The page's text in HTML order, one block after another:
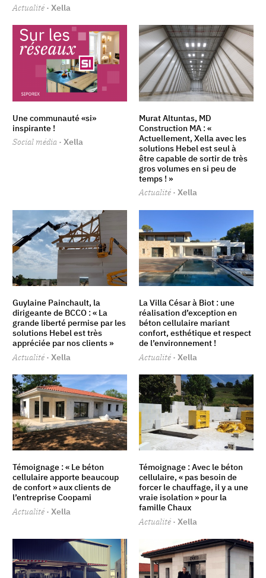
Actualité · Xella
Une communauté «si»
inspirante !
Social média · Xella
Murat Altuntas, MD
Construction MA : «
Actuellement, Xella avec les
solutions Hebel est seul à
être capable de sortir de très
gros volumes en si peu de
temps ! »
Actualité · Xella
Guylaine Painchault, la
dirigeante de BCCO : « La
grande liberté permise par les
solutions Hebel est très
appréciée par nos clients »
Actualité · Xella
La Villa César à Biot : une
réalisation d’exception en
béton cellulaire mariant
confort, esthétique et respect
de l’environnement !
Actualité · Xella
Témoignage : « Le béton
cellulaire apporte beaucoup
de confort » aux clients de
l’entreprise Coopami
Actualité · Xella
Témoignage : Avec le béton
cellulaire, « pas besoin de
forcer le chauffage, il y a une
vraie isolation » pour la
famille Chaux
Actualité · Xella